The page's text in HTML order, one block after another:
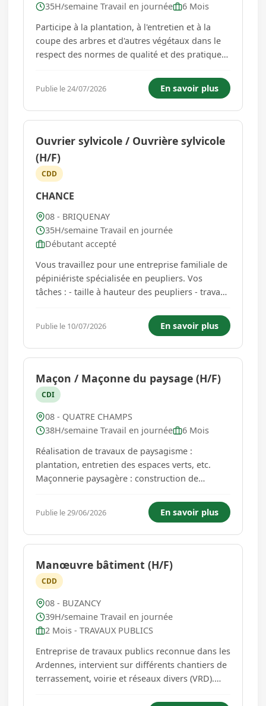
35H/semaine Travail en journée
6 Mois
Participe à la plantation, à l'entretien et à la
coupe des arbres et d'autres végétaux dans le
respect des normes de qualité et des pratiques
débroussaillage pour prévenir les risques
d'incendies ...
Publie le 24/07/2026 En savoir plus
Ouvrier sylvicole / Ouvrière sylvicole
(H/F)
CDD
CHANCE
08 - BRIQUENAY
35H/semaine Travail en journée
Débutant accepté
Vous travaillez pour une entreprise familiale de
pépiniériste spécialisée en peupliers. Vos
tâches : - taille à hauteur des peupliers - travaux
Port de charges à prévoir Équipement de pluie
fourni....
Publie le 10/07/2026 En savoir plus
Maçon / Maçonne du paysage (H/F)
CDI
08 - QUATRE CHAMPS
38H/semaine Travail en journée
6 Mois
Réalisation de travaux de paysagisme :
plantation, entretien des espaces verts, etc.
Maçonnerie paysagère : construction de
dallage : pose de pavés, dalles, et autres
revêtements de sol. Pose de seuils de porte et
construction de clôtures (bois, mét...
Publie le 29/06/2026 En savoir plus
Manœuvre bâtiment (H/F)
CDD
08 - BUZANCY
39H/semaine Travail en journée
2 Mois - TRAVAUX PUBLICS
Entreprise de travaux publics reconnue dans les
Ardennes, intervient sur différents chantiers de
terrassement, voirie et réseaux divers (VRD).